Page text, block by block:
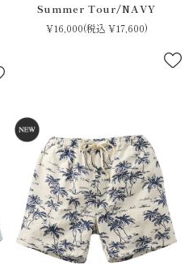
Summer Tour/NAVY
¥16,000(税込 ¥17,600)